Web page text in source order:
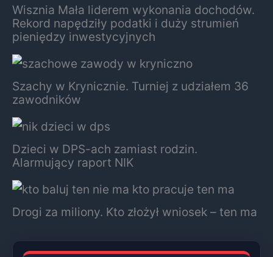
Wisznia Mała liderem wykonania dochodów.
Rekord napędziły podatki i duży strumień
pieniędzy inwestycyjnych
Szachy w Krynicznie. Turniej z udziałem 36
zawodników
Dzieci w DPS-ach zamiast rodzin.
Alarmujący raport NIK
Drogi za miliony. Kto złożył wniosek – ten ma